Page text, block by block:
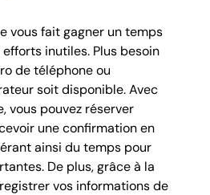
vous fait gagner un temps
inutiles. Plus besoin
de téléphone ou
soit disponible. Avec
vous pouvez réserver
une confirmation en
ainsi du temps pour
De plus, grâce à la
vos informations de